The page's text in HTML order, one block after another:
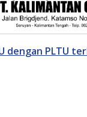
dengan PLTU